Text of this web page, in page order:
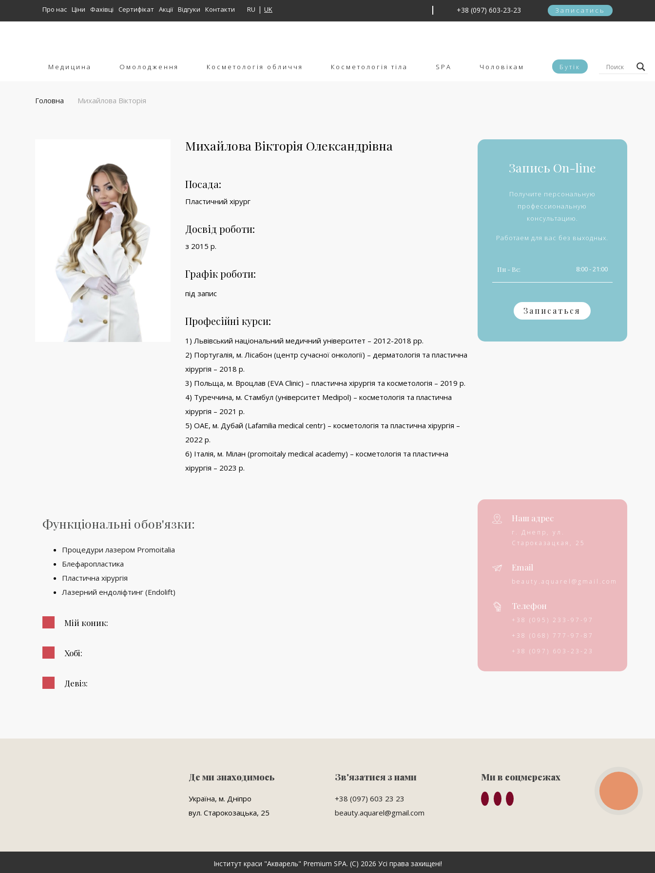
Про нас Ціни Фахівці Сертифікат Акції Відгуки Контакти RU UK +38 (097) 603-23-23 Записатись
Медицина Омолодження Косметологія обличчя Косметологія тіла SPA Чоловікам Бутік
Головна Михайлова Вікторія
Михайлова Вікторія Олександрівна
Посада:
Пластичний хірург
Досвід роботи:
з 2015 р.
Графік роботи:
під запис
Професійні курси:
1) Львівський національний медичний університет – 2012-2018 рр.
2) Португалія, м. Лісабон (центр сучасної онкології) – дерматологія та пластична
хірургія – 2018 р.
3) Польща, м. Вроцлав (EVA Clinic) – пластична хірургія та косметологія – 2019 р.
4) Туреччина, м. Стамбул (університет Medipol) – косметологія та пластична
хірургія – 2021 р.
5) ОАЕ, м. Дубай (Lafamilia medical centr) – косметологія та пластична хірургія –
2022 р.
6) Італія, м. Мілан (promoitaly medical academy) – косметологія та пластична
хірургія – 2023 р.
Запись On-line
Получите персональную
профессиональную
консультацию.
Работаем для вас без выходных.
Пн - Вс: 8:00 - 21:00
Записаться
Функціональні обов'язки:
Процедури лазером Promoitalia
Блефаропластика
Пластична хірургія
Лазерний ендоліфтинг (Endolift)
Мій коник:
Хобі:
Девіз:
Наш адрес
г. Днепр, ул.
Староказацкая, 25
Email
beauty.aquarel@gmail.com
Телефон
+38 (095) 233-97-97
+38 (068) 777-97-87
+38 (097) 603-23-23
Де ми знаходимось
Україна, м. Дніпро
вул. Старокозацька, 25
Зв'язатися з нами
+38 (097) 603 23 23
beauty.aquarel@gmail.com
Ми в соцмережах
Інститут краси "Акварель" Premium SPA. (C) 2026 Усі права захищені!